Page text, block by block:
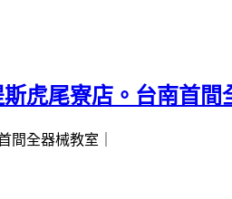
虎尾寮店。台南首